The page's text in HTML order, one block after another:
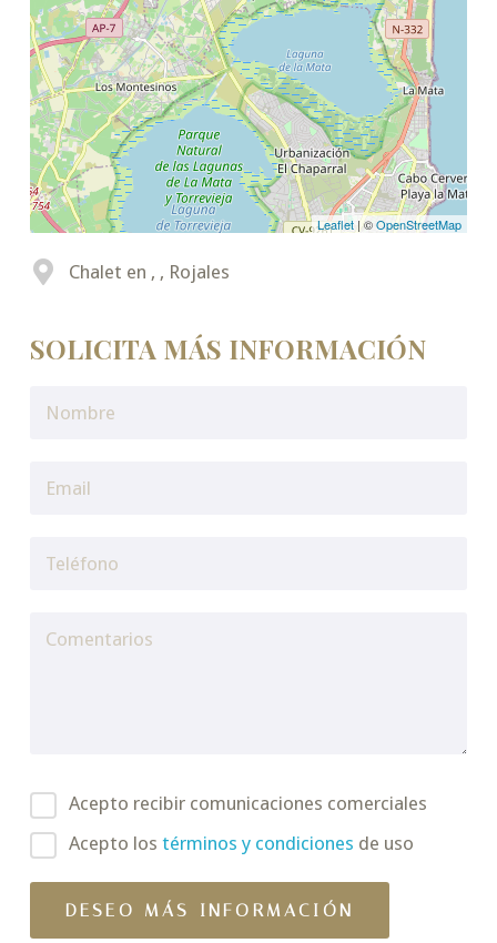
Leaflet | ©OpenStreetMap
Chalet en , , Rojales
SOLICITA MÁS INFORMACIÓN
Acepto recibir comunicaciones comerciales
Acepto los términos y condiciones de uso